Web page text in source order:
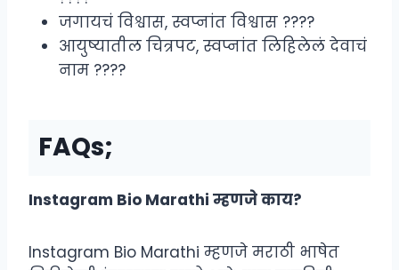
जगायचं विश्वास, स्वप्नांत विश्वास ????
आयुष्यातील चित्रपट, स्वप्नांत लिहिलेलं देवाचं
नाम ????
FAQs;
Instagram Bio Marathi म्हणजे काय?
Instagram Bio Marathi म्हणजे मराठी भाषेत